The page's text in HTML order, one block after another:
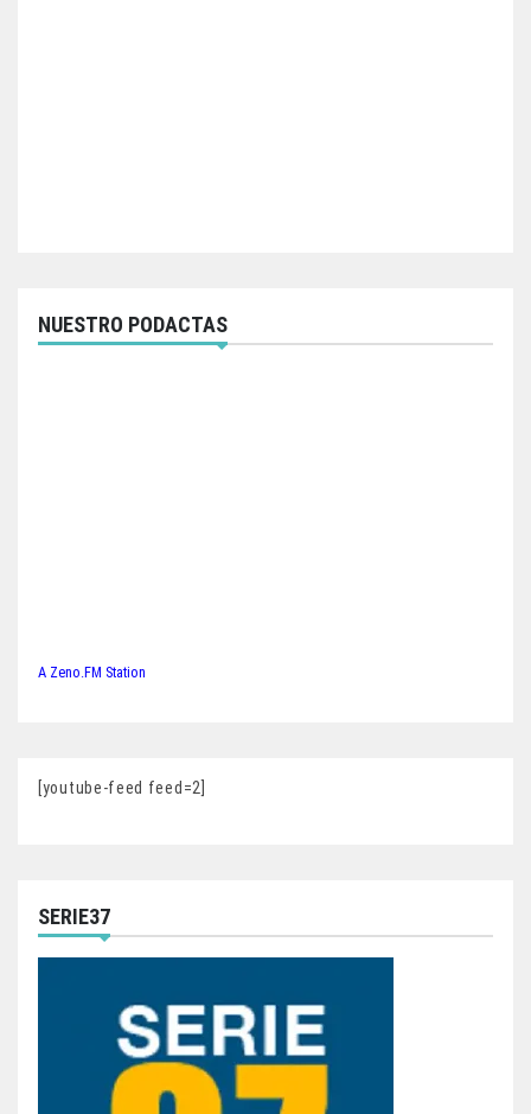
NUESTRO PODACTAS
A Zeno.FM Station
[youtube-feed feed=2]
SERIE37